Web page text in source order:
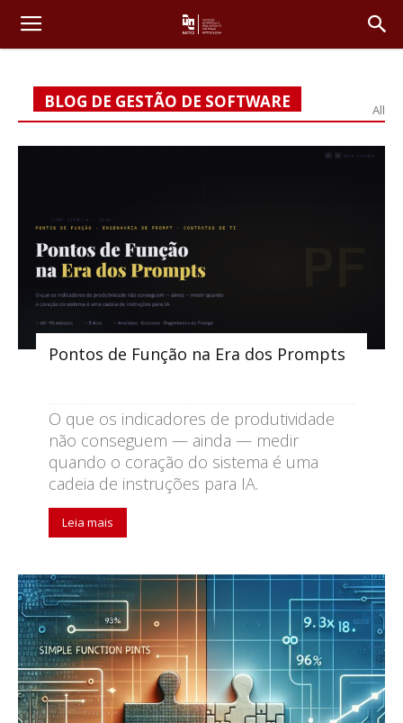
BLOG DE GESTÃO DE SOFTWARE All
Pontos de Função na Era dos Prompts
O que os indicadores de produtividade
não conseguem — ainda — medir
quando o coração do sistema é uma
cadeia de instruções para IA.
Leia mais